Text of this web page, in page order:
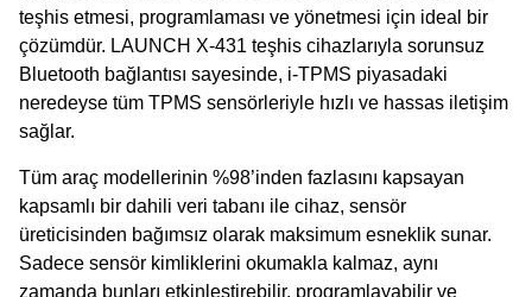
teşhis etmesi, programlaması ve yönetmesi için ideal bir
çözümdür. LAUNCH X-431 teşhis cihazlarıyla sorunsuz
Bluetooth bağlantısı sayesinde, i-TPMS piyasadaki
neredeyse tüm TPMS sensörleriyle hızlı ve hassas iletişim
sağlar.
Tüm araç modellerinin %98’inden fazlasını kapsayan
kapsamlı bir dahili veri tabanı ile cihaz, sensör
üreticisinden bağımsız olarak maksimum esneklik sunar.
Sadece sensör kimliklerini okumakla kalmaz, aynı
zamanda bunları etkinleştirebilir, programlayabilir ve